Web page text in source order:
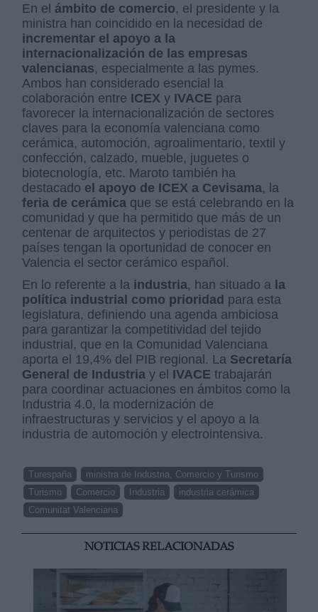
En el ámbito de comercio, el presidente y la
ministra han coincidido en la necesidad de
incrementar el apoyo a la
internacionalización de las empresas
valencianas, especialmente a las pymes.
Ambos han considerado esencial la
colaboración entre ICEX y IVACE para
favorecer la internacionalización de sectores
claves para la economía valenciana como
cerámica, automoción, agroalimentario, textil y
confección, calzado, mueble, juguetes o
biotecnología, etc. Maroto también ha
destacado el apoyo de ICEX a Cevisama, la
feria de cerámica que se está celebrando en la
comunidad y que ha permitido que más de un
centenar de arquitectos y periodistas de 27
países tengan la oportunidad de conocer en
Valencia el sector cerámico español.
En lo referente a la industria, han situado a la
política industrial como prioridad para esta
legislatura, definiendo una agenda ambiciosa
para garantizar la competitividad del tejido
industrial, que en la Comunidad Valenciana
aporta el 19,4% del PIB regional. La Secretaría
General de Industria y el IVACE trabajarán
para coordinar actuaciones en ámbitos como la
Industria 4.0, la modernización de
infraestructuras y servicios y el apoyo a la
industria de automoción y electrointensiva.
Turespaña
ministra de Industria, Comercio y Turismo
Turismo
Comercio Industria
industria cerámica
Comunitat Valenciana
NOTICIAS RELACIONADAS